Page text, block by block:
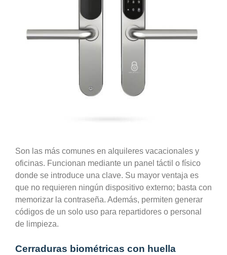
Son las más comunes en alquileres vacacionales y
oficinas. Funcionan mediante un panel táctil o físico
donde se introduce una clave. Su mayor ventaja es
que no requieren ningún dispositivo externo; basta con
memorizar la contraseña. Además, permiten generar
códigos de un solo uso para repartidores o personal
de limpieza.
Cerraduras biométricas con huella